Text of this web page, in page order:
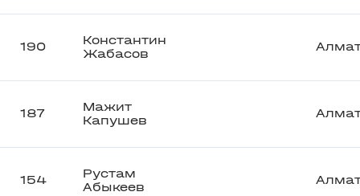
190
Константин
Жабасов
187
Мажит
Капушев
154
Рустам
Абыкеев